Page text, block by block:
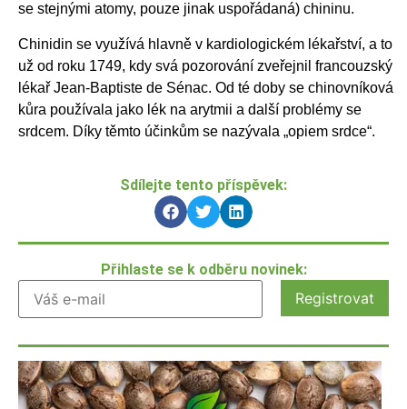
se stejnými atomy, pouze jinak uspořádaná) chininu.
Chinidin se využívá hlavně v kardiologickém lékařství, a to
už od roku 1749, kdy svá pozorování zveřejnil francouzský
lékař Jean-Baptiste de Sénac. Od té doby se chinovníková
kůra používala jako lék na arytmii a další problémy se
srdcem. Díky těmto účinkům se nazývala „opiem srdce“.
Sdílejte tento příspěvek:
Přihlaste se k odběru novinek: